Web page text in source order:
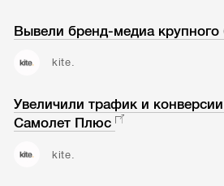
Вывели бренд-медиа крупного
kite.
Увеличили трафик и
Самолет Плюс
kite.